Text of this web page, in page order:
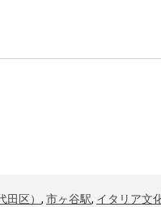
区） , 市ヶ谷駅, イタリア文